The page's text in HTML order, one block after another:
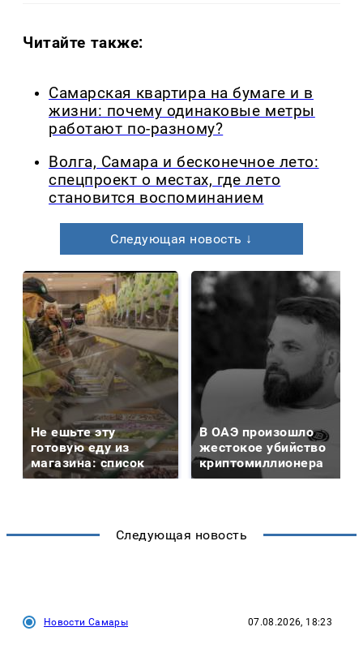
Читайте также:
Самарская квартира на бумаге и в
жизни: почему одинаковые метры
работают по-разному?
Волга, Самара и бесконечное лето:
спецпроект о местах, где лето
становится воспоминанием
Следующая новость ↓
Не ешьте эту
готовую еду из
магазина: список
В ОАЭ произошло
жестокое убийство
криптомиллионера
Следующая новость
Новости Самары 07.08.2026, 18:23